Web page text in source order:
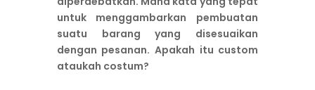
untuk menggambarkan pembuatan
suatu barang yang disesuaikan
dengan pesanan. Apakah itu custom
ataukah costum?